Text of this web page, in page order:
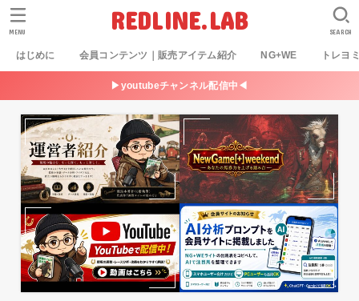
REDLINE.LAB
はじめに 会員コンテンツ｜販売アイテム紹介 NG+WE トレヨ
SEARCH
MENU
▶youtubeチャンネル配信中◀